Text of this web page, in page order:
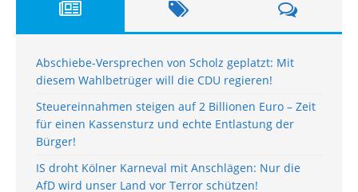
Abschiebe-Versprechen von Scholz geplatzt: Mit
diesem Wahlbetrüger will die CDU regieren!
Steuereinnahmen steigen auf 2 Billionen Euro – Zeit
für einen Kassensturz und echte Entlastung der
Bürger!
IS droht Kölner Karneval mit Anschlägen: Nur die
AfD wird unser Land vor Terror schützen!